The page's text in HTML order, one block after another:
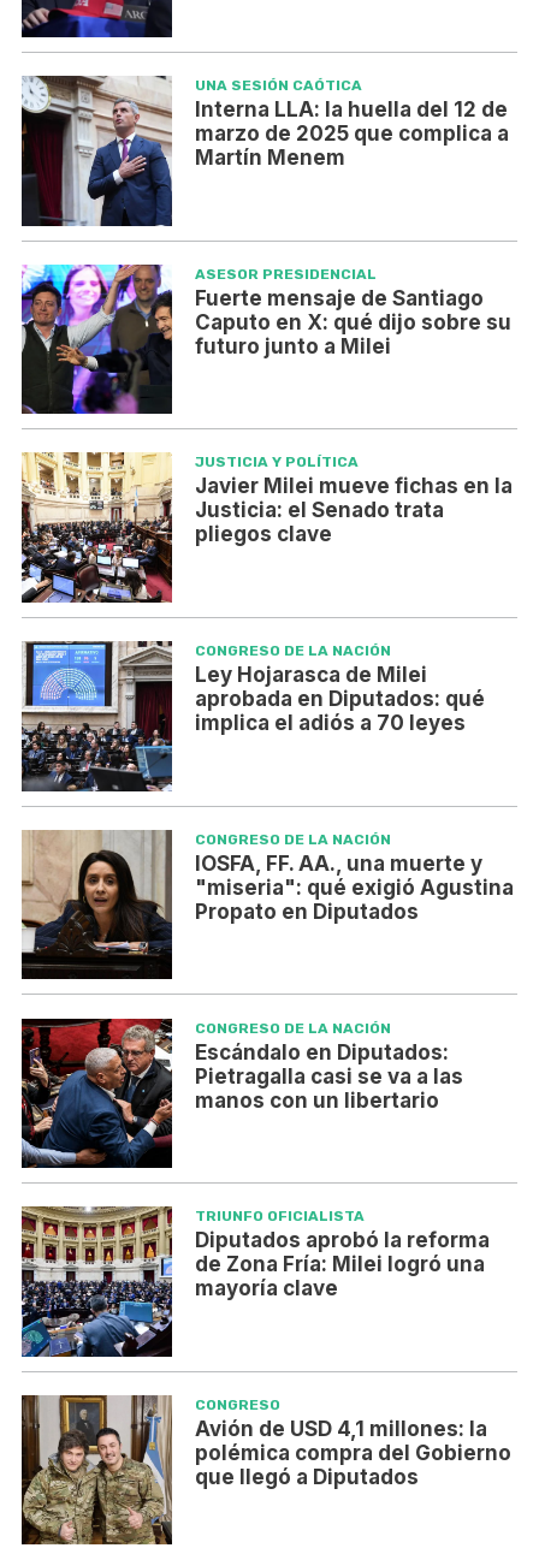
UNA SESIÓN CAÓTICA
Interna LLA: la huella del 12 de
marzo de 2025 que complica a
Martín Menem
ASESOR PRESIDENCIAL
Fuerte mensaje de Santiago
Caputo en X: qué dijo sobre su
futuro junto a Milei
JUSTICIA Y POLÍTICA
Javier Milei mueve fichas en la
Justicia: el Senado trata
pliegos clave
CONGRESO DE LA NACIÓN
Ley Hojarasca de Milei
aprobada en Diputados: qué
implica el adiós a 70 leyes
CONGRESO DE LA NACIÓN
IOSFA, FF. AA., una muerte y
"miseria": qué exigió Agustina
Propato en Diputados
CONGRESO DE LA NACIÓN
Escándalo en Diputados:
Pietragalla casi se va a las
manos con un libertario
TRIUNFO OFICIALISTA
Diputados aprobó la reforma
de Zona Fría: Milei logró una
mayoría clave
CONGRESO
Avión de USD 4,1 millones: la
polémica compra del Gobierno
que llegó a Diputados